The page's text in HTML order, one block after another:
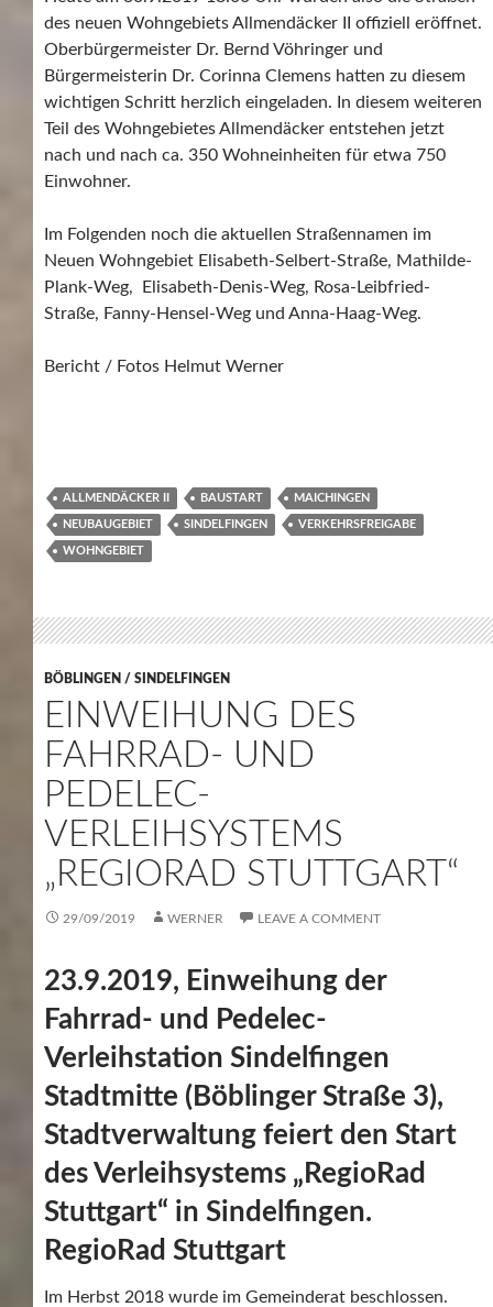
des neuen Wohngebiets Allmendäcker II offiziell eröffnet.
Oberbürgermeister Dr. Bernd Vöhringer und
Bürgermeisterin Dr. Corinna Clemens hatten zu diesem
wichtigen Schritt herzlich eingeladen. In diesem weiteren
Teil des Wohngebietes Allmendäcker entstehen jetzt
nach und nach ca. 350 Wohneinheiten für etwa 750
Einwohner.
Im Folgenden noch die aktuellen Straßennamen im
Neuen Wohngebiet Elisabeth-Selbert-Straße, Mathilde-
Plank-Weg, Elisabeth-Denis-Weg, Rosa-Leibfried-
Straße, Fanny-Hensel-Weg und Anna-Haag-Weg.
Bericht / Fotos Helmut Werner
ALLMENDÄCKER II BAUSTART MAICHINGEN
NEUBAUGEBIET SINDELFINGEN VERKEHRSFREIGABE
WOHNGEBIET
BÖBLINGEN / SINDELFINGEN
EINWEIHUNG DES
FAHRRAD- UND
PEDELEC-
VERLEIHSYSTEMS
„REGIORAD STUTTGART“
29/09/2019 WERNER LEAVE A COMMENT
23.9.2019, Einweihung der
Fahrrad- und Pedelec-
Verleihstation Sindelfingen
Stadtmitte (Böblinger Straße 3),
Stadtverwaltung feiert den Start
des Verleihsystems „RegioRad
Stuttgart“ in Sindelfingen.
RegioRad Stuttgart
Im Herbst 2018 wurde im Gemeinderat beschlossen.